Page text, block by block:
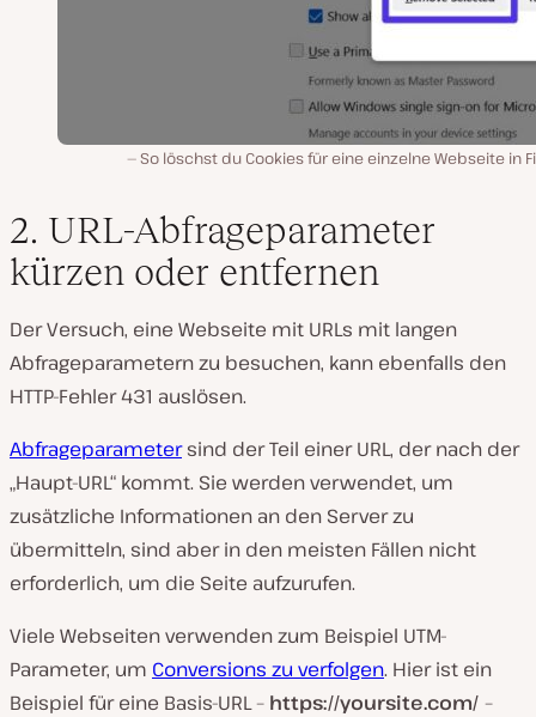
So löschst du Cookies für eine einzelne Webseite in
2. URL-Abfrageparameter
kürzen oder entfernen
Der Versuch, eine Webseite mit URLs mit langen
Abfrageparametern zu besuchen, kann ebenfalls den
HTTP-Fehler 431 auslösen.
Abfrageparametersind der Teil einer URL, der nach der
„Haupt-URL“ kommt. Sie werden verwendet, um
zusätzliche Informationen an den Server zu
übermitteln, sind aber in den meisten Fällen nicht
erforderlich, um die Seite aufzurufen.
Viele Webseiten verwenden zum Beispiel UTM-
Parameter, um Conversions zu verfolgen. Hier ist ein
Beispiel für eine Basis-URL – https://yoursite.com/ –